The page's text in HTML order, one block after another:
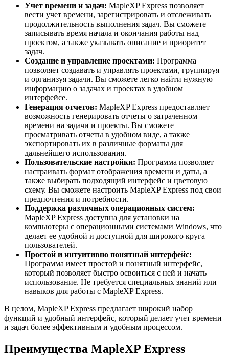
Учет времени и задач: MapleXP Express позволяет
вести учет времени, зарегистрировать и отслеживать
продолжительность выполнения задач. Вы сможете
записывать время начала и окончания работы над
проектом, а также указывать описание и приоритет
задач.
Создание и управление проектами: Программа
позволяет создавать и управлять проектами, группируя
и организуя задачи. Вы сможете легко найти нужную
информацию о задачах и проектах в удобном
интерфейсе.
Генерация отчетов: MapleXP Express предоставляет
возможность генерировать отчеты о затраченном
времени на задачи и проекты. Вы сможете
просматривать отчеты в удобном виде, а также
экспортировать их в различные форматы для
дальнейшего использования.
Пользовательские настройки: Программа позволяет
настраивать формат отображения времени и даты, а
также выбирать подходящий интерфейс и цветовую
схему. Вы сможете настроить MapleXP Express под свои
предпочтения и потребности.
Поддержка различных операционных систем:
MapleXP Express доступна для установки на
компьютеры с операционными системами Windows, что
делает ее удобной и доступной для широкого круга
пользователей.
Простой и интуитивно понятный интерфейс:
Программа имеет простой и понятный интерфейс,
который позволяет быстро освоиться с ней и начать
использование. Не требуется специальных знаний или
навыков для работы с MapleXP Express.
В целом, MapleXP Express предлагает широкий набор
функций и удобный интерфейс, который делает учет времени
и задач более эффективным и удобным процессом.
Преимущества MapleXP Express